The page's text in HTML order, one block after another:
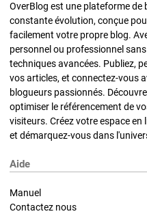
OverBlog est une plateforme de
constante évolution, conçue
facilement votre propre blog.
personnel ou professionnel
techniques avancées. Publiez,
vos articles, et connectez-vous
blogueurs passionnés.
optimiser le référencement de
visiteurs. Créez votre espace en
et démarquez-vous dans
Aide
Manuel
Contactez nous